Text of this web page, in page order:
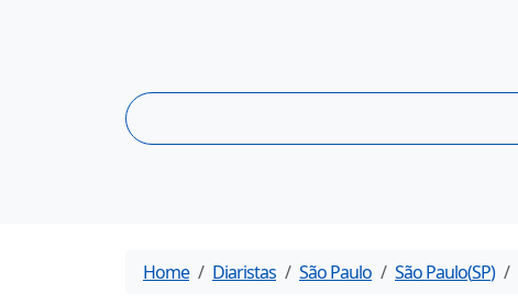
Home Diaristas São Paulo São Paulo(SP)